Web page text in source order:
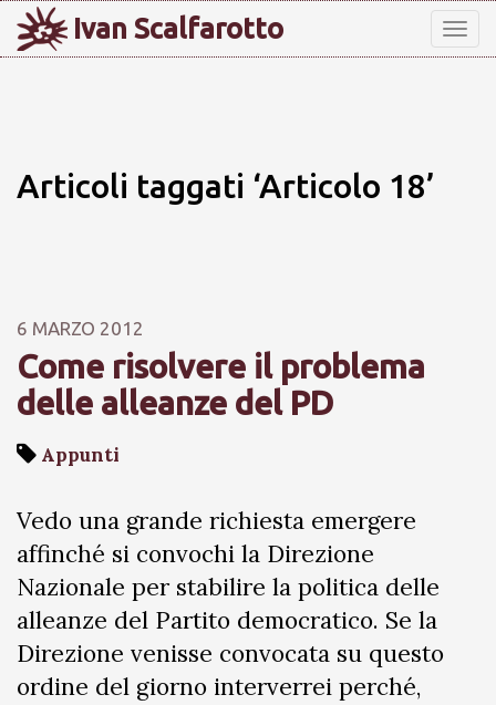
Ivan Scalfarotto
Articoli taggati ‘Articolo 18’
6 MARZO 2012
Come risolvere il problema
delle alleanze del PD
Appunti
Vedo una grande richiesta emergere
affinché si convochi la Direzione
Nazionale per stabilire la politica delle
alleanze del Partito democratico. Se la
Direzione venisse convocata su questo
ordine del giorno interverrei perché,